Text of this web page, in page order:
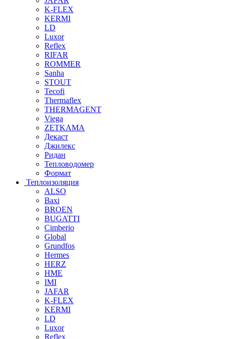
K-FLEX
KERMI
LD
Luxor
Reflex
RIFAR
ROMMER
Sanha
STOUT
Tecofi
Thermaflex
THERMAGENT
Viega
ZETKAMA
Декаст
Джилекс
Ридан
Тепловодомер
Формат
Теплоизоляция
ALSO
Baxi
BROEN
BUGATTI
Cimberio
Global
Grundfos
Hermes
HERZ
HME
IMI
JAFAR
K-FLEX
KERMI
LD
Luxor
Reflex